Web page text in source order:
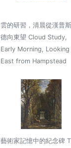
雲的研習，清晨從漢普
德向東望 Cloud Study,
Early Morning, Looking
East from Hampstead
藝術家記憶中的紀念碑